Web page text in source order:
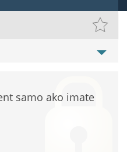
samo ako imate